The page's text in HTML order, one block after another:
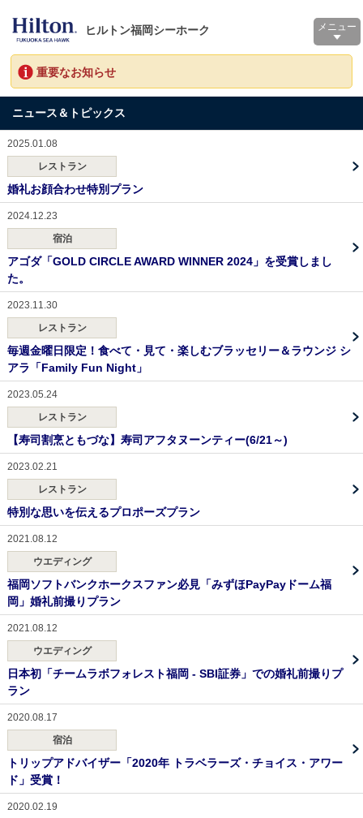
ヒルトン福岡シーホーク メニュー
重要なお知らせ
ニュース＆トピックス
2025.01.08
レストラン
婚礼お顔合わせ特別プラン
2024.12.23
宿泊
アゴダ「GOLD CIRCLE AWARD WINNER 2024」を受賞しまし
た。
2023.11.30
レストラン
毎週金曜日限定！食べて・見て・楽しむブラッセリー＆ラウンジ シ
アラ「Family Fun Night」
2023.05.24
レストラン
【寿司割烹ともづな】寿司アフタヌーンティー(6/21～)
2023.02.21
レストラン
特別な思いを伝えるプロポーズプラン
2021.08.12
ウエディング
福岡ソフトバンクホークスファン必見「みずほPayPayドーム福
岡」婚礼前撮りプラン
2021.08.12
ウエディング
日本初「チームラボフォレスト福岡 - SBI証券」での婚礼前撮りプ
ラン
2020.08.17
宿泊
トリップアドバイザー「2020年 トラベラーズ・チョイス・アワー
ド」受賞！
2020.02.19